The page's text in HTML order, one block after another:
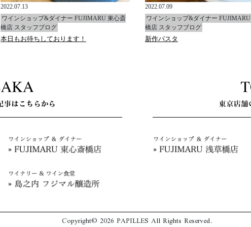
2022.07.13
ワインショップ&ダイナー FUJIMARU 東心斎
橋店 スタッフブログ
本日もお待ちしております！
2022.07.09
ワインショップ&ダイナー
橋店 スタッフブログ
新作パスタ
Copyright© 2026 PAPILLES All Rights Reserved.